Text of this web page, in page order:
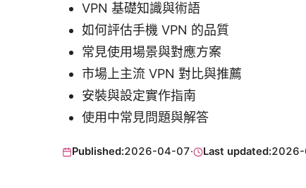
VPN 基礎知識與術語
如何評估手機 VPN 的品質
常見使用場景與對應方案
市場上主流 VPN 對比與推薦
安裝與設定實作指南
使用中常見問題與解答
Published:2026-04-07· Last updated: